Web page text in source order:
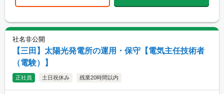
社名非公開
【三田】太陽光発電所の運用・保守【電気主任技術者
（電験）】
正社員 土日祝休み 残業20時間以内